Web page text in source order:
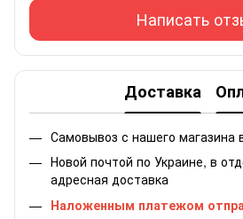
Написать
Доставка
Самовывоз с нашего магазина
Новой почтой по Украине, в
адресная доставка
Наложенным платежом